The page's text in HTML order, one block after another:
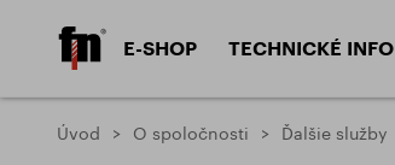
E-SHOP
Frézy válcové čelné HSS
TECHNICKÉ INFO
Úvod O spoločnosti Ďalšie služby